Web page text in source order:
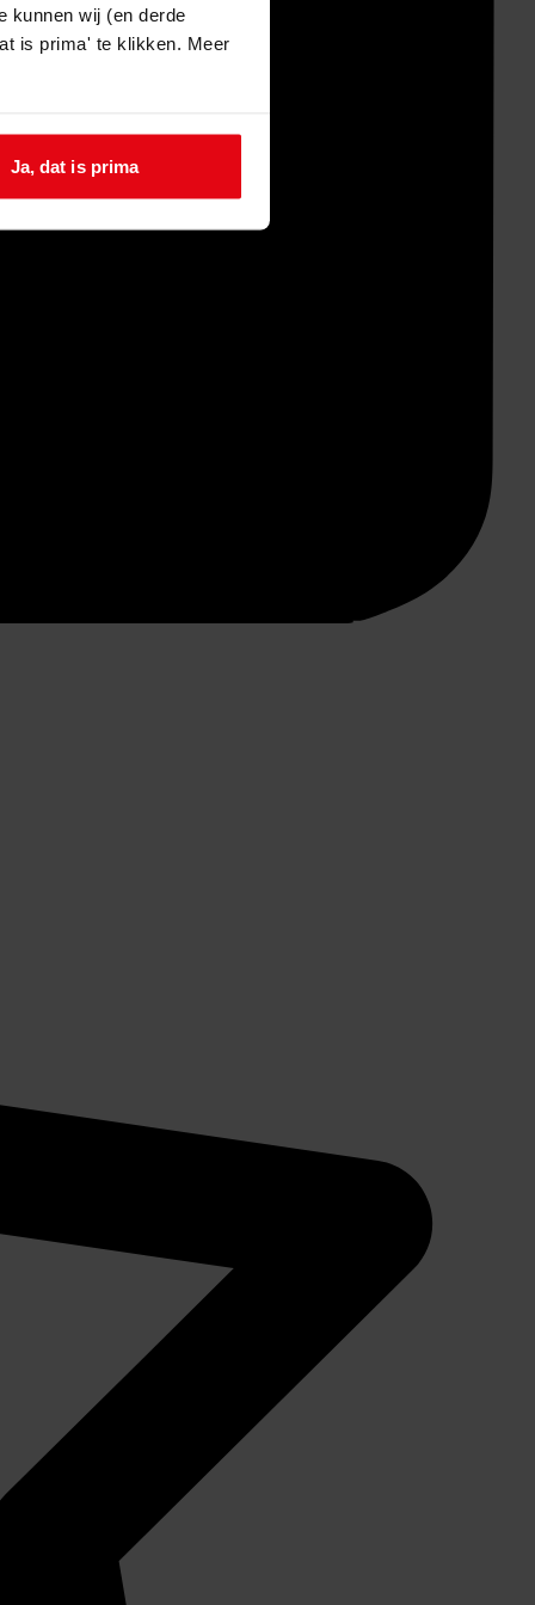
kunnen wij (en derde
is prima' te klikken. Meer
Ja, dat is prima